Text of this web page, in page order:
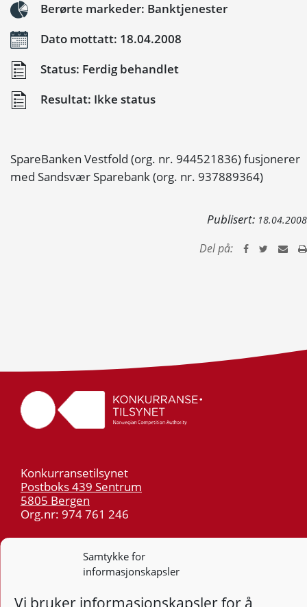
Samtykke for
informasjonskapsler
Vi bruker informasjonskapsler for å
Berørte markeder: Banktjenester
Dato mottatt: 18.04.2008
Status: Ferdig behandlet
Resultat: Ikke status
SpareBanken Vestfold (org. nr. 944521836) fusjonerer
med Sandsvær Sparebank (org. nr. 937889364)
Publisert: 18.04.2008
Del på:
Konkurransetilsynet
Postboks 439 Sentrum
5805 Bergen
Org.nr: 974 761 246
55 59 75 00
post@kt.no